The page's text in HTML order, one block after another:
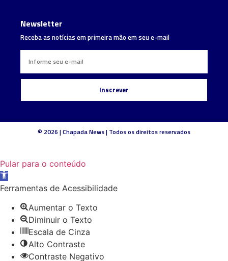
Newsletter
Receba as notícias em primeira mão em seu e-mail
Inscrever
© 2026 | Chapada News | Todos os direitos reservados
Pular para o conteúdo
Barra
de
Aberta
Ferramentas de Acessibilidade
Aumentar o Texto
Diminuir o Texto
Escala de Cinza
Alto Contraste
Contraste Negativo